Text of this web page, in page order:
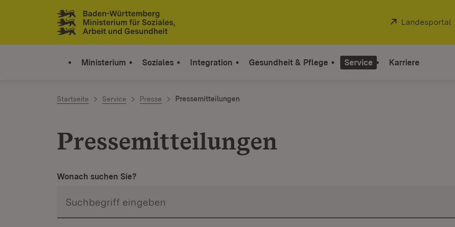
Zum Inhalt springen
Link zur Startseite
Extern:
Landesportal
Ministerium Soziales Integration Gesundheit & Pflege Service Karriere
Startseite Service Presse Pressemitteilungen
Pressemitteilungen
Wonach suchen Sie?